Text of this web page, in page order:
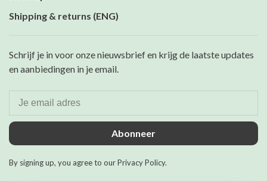
Shipping & returns (ENG)
Schrijf je in voor onze nieuwsbrief en krijg de laatste updates
en aanbiedingen in je email.
Abonneer
By signing up, you agree to our Privacy Policy.